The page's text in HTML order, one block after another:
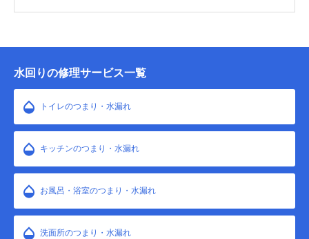
水回りの修理サービス一覧
トイレのつまり・水漏れ
キッチンのつまり・水漏れ
お風呂・浴室のつまり・水漏れ
洗面所のつまり・水漏れ